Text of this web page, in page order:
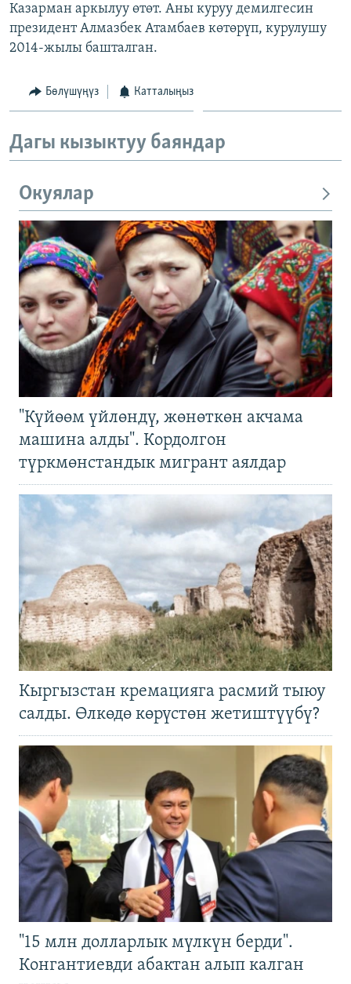
Казарман аркылуу өтөт. Аны куруу демилгесин
президент Алмазбек Атамбаев көтөрүп, курулушу
2014-жылы башталган.
Бөлүшүңүз Катталыңыз
Дагы кызыктуу баяндар
Окуялар
"Күйөөм үйлөндү, жөнөткөн акчама
машина алды". Кордолгон
түркмөнстандык мигрант аялдар
Кыргызстан кремацияга расмий тыюу
салды. Өлкөдө көрүстөн жетиштүүбү?
"15 млн долларлык мүлкүн берди".
Конгантиевди абактан алып калган